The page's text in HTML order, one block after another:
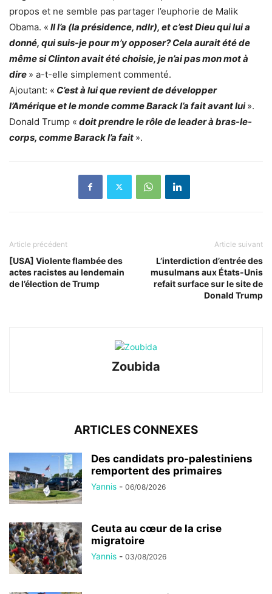
propos et ne semble pas partager l’euphorie de Malik
Obama. « Il l’a (la présidence, ndlr), et c’est Dieu qui lui a
donné, qui suis-je pour m’y opposer? Cela aurait été de
même si Clinton avait été choisie, je n’ai pas mon mot à
dire » a-t-elle simplement commenté.
Ajoutant: « C’est à lui que revient de développer
l’Amérique et le monde comme Barack l’a fait avant lui ».
Donald Trump « doit prendre le rôle de leader à bras-le-
corps, comme Barack l’a fait ».
Article précédent
[USA] Violente flambée des
actes racistes au lendemain
de l’élection de Trump
Article suivant
L’interdiction d’entrée des
musulmans aux États-Unis
refait surface sur le site de
Donald Trump
Zoubida
ARTICLES CONNEXES
Des candidats pro-palestiniens
remportent des primaires
Yannis - 06/08/2026
Ceuta au cœur de la crise
migratoire
Yannis - 03/08/2026